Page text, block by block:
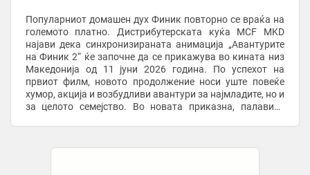
Популарниот домашен дух Финик повторно се враќа на
големото платно. Дистрибутерската куќа MCF MKD
најави дека синхронизираната анимација „Авантурите
на Финик 2“ ќе започне да се прикажува во кината низ
Македонија од 11 јуни 2026 година. По успехот на
првиот филм, новото продолжение носи уште повеќе
хумор, акција и возбудливи авантури за најмладите, но и
за целото семејство. Во новата приказна, палавиот